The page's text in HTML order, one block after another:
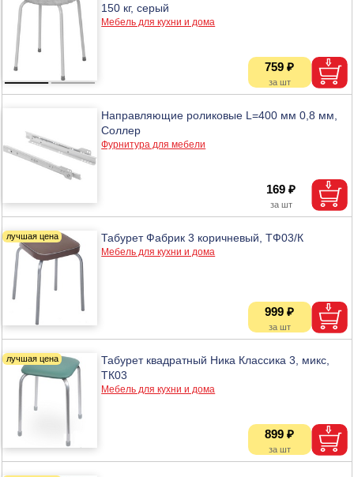
150 кг, серый
Мебель для кухни и дома
759 ₽
Направляющие роликовые L=400 мм 0,8 мм,
Соллер
Фурнитура для мебели
169 ₽
Табурет Фабрик 3 коричневый, ТФ03/К
Мебель для кухни и дома
999 ₽
Табурет квадратный Ника Классика 3, микс,
ТК03
Мебель для кухни и дома
899 ₽